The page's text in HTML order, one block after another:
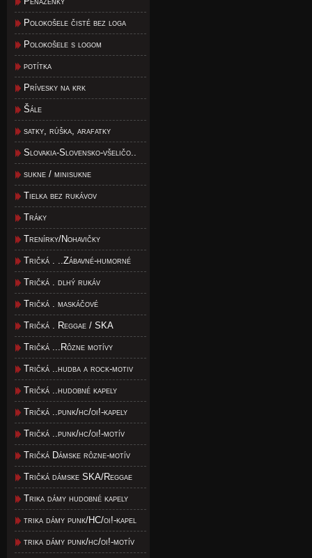
Polokošele čisté bez loga
Polokošele s logom
potítka
Prívesky na krk
Šále
satky, rúška, arafatky
Slovakia-Slovensko-všeličo..
sukne / minisukne
Tielka bez rukávov
Tráky
Trenírky/Nohavičky
Tričká . ..Zábavné-humorné
Tričká . dlhý rukáv
Tričká . maskáčové
Tričká . Reggae / SKA
Tričká ...Rôzne motívy
Tričká ..hudba a rock-motiv
Tričká ..hudobné kapely
Tričká ..punk/hc/oi!-kapely
Tričká ..punk/hc/oi!-motív
Tričká Dámske rôzne-motív
Tričká dámske SKA/Reggae
Trika dámy hudobné kapely
trika dámy punk/HC/oi!-kapel
trika dámy punk/hc/oi!-motív